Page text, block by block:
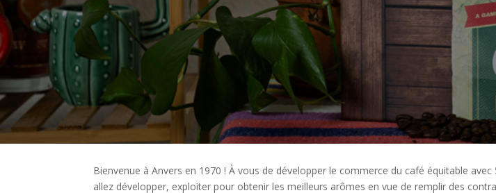
Bienvenue à Anvers en 1970 ! À vous de développer le commerce du café équitable
allez développer, exploiter pour obtenir les meilleurs arômes en vue de remplir des